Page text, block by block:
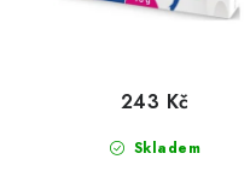
Skladem
243 Kč